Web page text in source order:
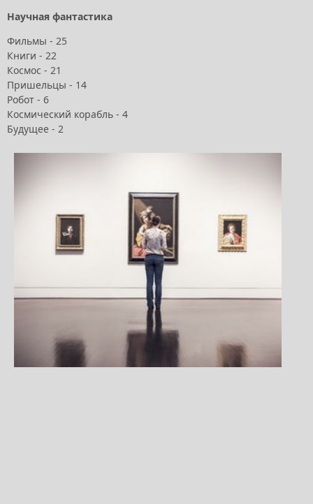
Научная фантастика
Фильмы - 25
Книги - 22
Космос - 21
Пришельцы - 14
Робот - 6
Космический корабль - 4
Будущее - 2